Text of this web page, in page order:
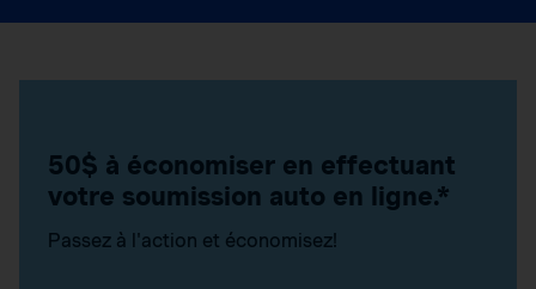
50$ à économiser en effectuant
votre soumission auto en ligne.*
Passez à l'action et économisez!